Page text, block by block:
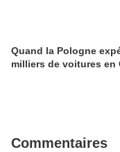
Quand la Pologne
milliers de voitures en
Commentaires